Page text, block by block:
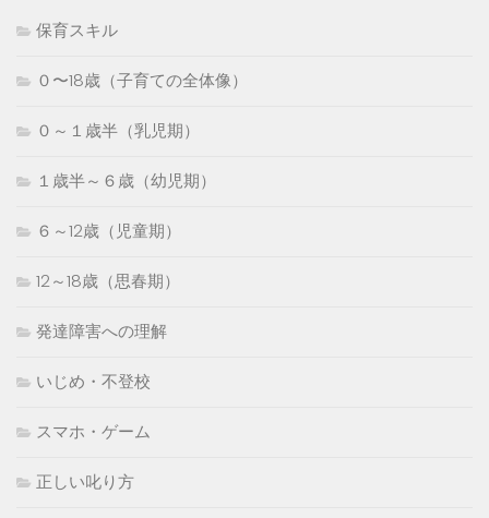
保育スキル
０〜18歳（子育ての全体像）
０～１歳半（乳児期）
１歳半～６歳（幼児期）
６～12歳（児童期）
12～18歳（思春期）
発達障害への理解
いじめ・不登校
スマホ・ゲーム
正しい叱り方